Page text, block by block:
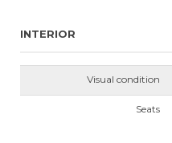
INTERIOR
Visual condition
Seats